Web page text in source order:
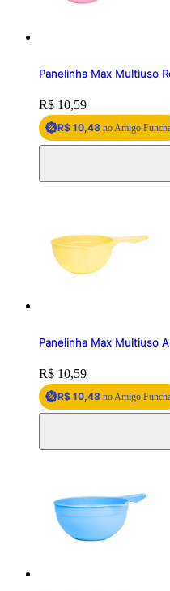
Panelinha Max Multiuso
Price:
R$ 10,59
R$ 10,48 no Amigo
Panelinha Max Multiuso
Price:
R$ 10,59
R$ 10,48 no Amigo